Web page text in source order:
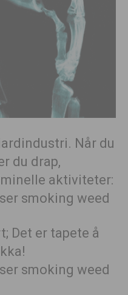
Når du
du drap,
aktiviteter:
Det er tapete å